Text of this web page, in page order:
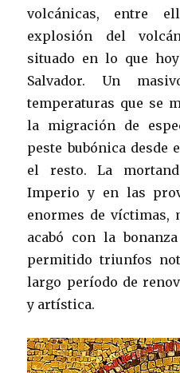
volcánicas, entre
explosión del
situado en lo que
Salvador. Un
temperaturas que se
la migración de
peste bubónica
el resto. La
Imperio y en las
enormes de víctimas,
acabó con la
permitido triunfos
largo período de
y artística.